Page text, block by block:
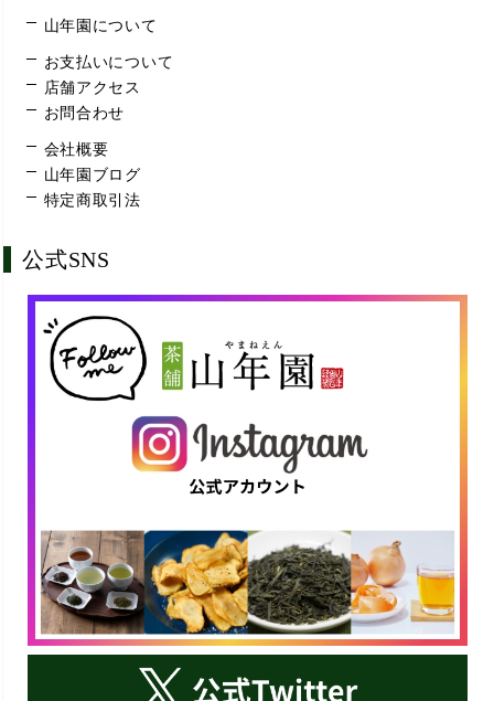
山年園について
お支払いについて
店舗アクセス
お問合わせ
会社概要
山年園ブログ
特定商取引法
公式SNS